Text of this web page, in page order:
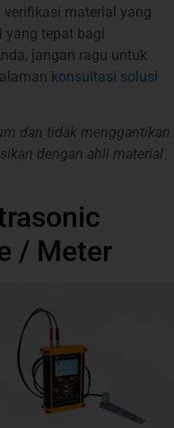
material yang
yang tepat bagi
jangan ragu untuk
konsultasi solusi
dan tidak menggantikan
dengan ahli material
/ Meter